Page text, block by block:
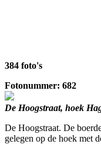
384 foto's
Fotonummer: 682
De Hoogstraat, hoek
De Hoogstraat. De
gelegen op de hoek met